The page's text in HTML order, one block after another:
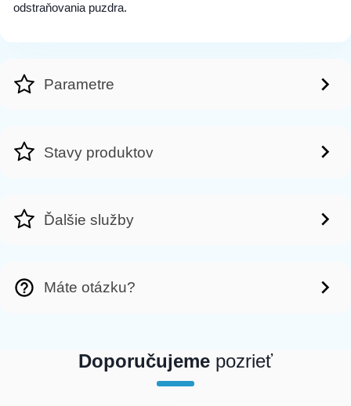
odstraňovania puzdra.
Parametre
Stavy produktov
Ďalšie služby
Máte otázku?
Doporučujeme pozrieť